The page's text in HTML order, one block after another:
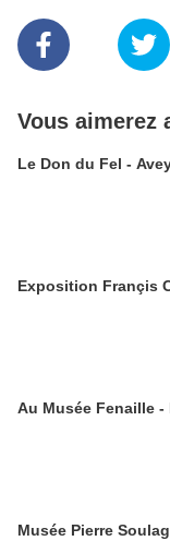
Vous aimerez
Le Don du
Au Musée Fenaille -
Musée Pierre